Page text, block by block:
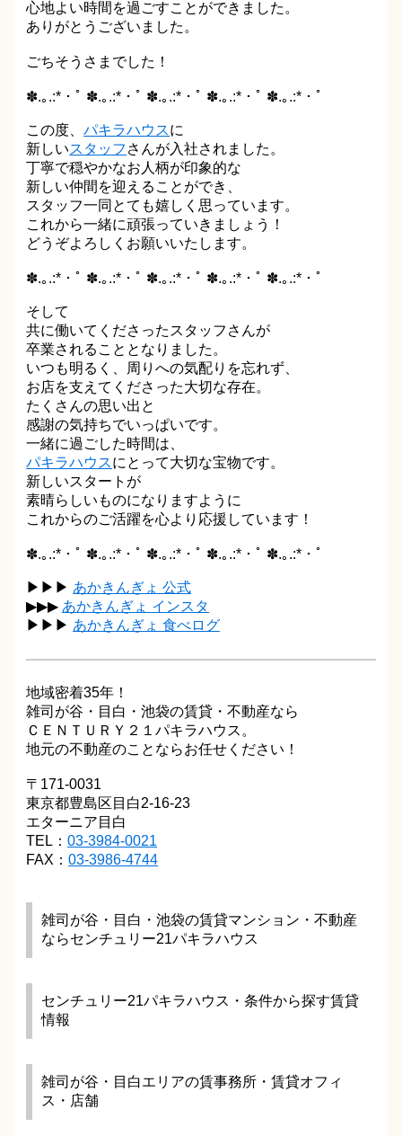
心地よい時間を過ごすことができました。
ありがとうございました。
ごちそうさまでした！
✽.｡.:*・ﾟ ✽.｡.:*・ﾟ ✽.｡.:*・ﾟ ✽.｡.:*・ﾟ ✽.｡.:*・ﾟ
この度、パキラハウスに
新しいスタッフ さんが入社されました。
丁寧で穏やかなお人柄が印象的な
新しい仲間を迎えることができ、
スタッフ一同とても嬉しく思っています。
これから一緒に頑張っていきましょう！
どうぞよろしくお願いいたします。
✽.｡.:*・ﾟ ✽.｡.:*・ﾟ ✽.｡.:*・ﾟ ✽.｡.:*・ﾟ ✽.｡.:*・ﾟ
そして
共に働いてくださったスタッフさんが
卒業されることとなりました。
いつも明るく、周りへの気配りを忘れず、
お店を支えてくださった大切な存在。
たくさんの思い出と
感謝の気持ちでいっぱいです。
一緒に過ごした時間は、
パキラハウスにとって大切な宝物です。
新しいスタートが
素晴らしいものになりますように
これからのご活躍を心より応援しています！
✽.｡.:*・ﾟ ✽.｡.:*・ﾟ ✽.｡.:*・ﾟ ✽.｡.:*・ﾟ ✽.｡.:*・ﾟ
▶▶▶ あかきんぎょ 公式
▶▶▶ あかきんぎょ インスタ
▶▶▶ あかきんぎょ 食べログ
地域密着35年！
雑司が谷・目白・池袋の賃貸・不動産なら
ＣＥＮＴＵＲＹ２１パキラハウス。
地元の不動産のことならお任せください！
〒171-0031
東京都豊島区目白2-16-23
エターニア目白
TEL：03-3984-0021
FAX：03-3986-4744
雑司が谷・目白・池袋の賃貸マンション・不動産
ならセンチュリー21パキラハウス
センチュリー21パキラハウス・条件から探す賃貸
情報
雑司が谷・目白エリアの賃事務所・賃貸オフィ
ス・店舗